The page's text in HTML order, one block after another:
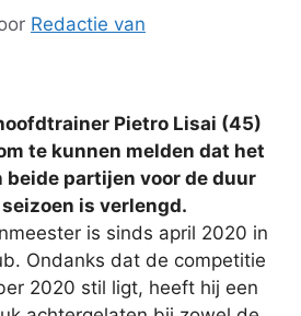
Redactie van
Pietro Lisai (45)
te kunnen melden dat het
partijen voor de duur
is verlengd.
is sinds april 2020 in
Ondanks dat de competitie
2020 stil ligt, heeft hij een